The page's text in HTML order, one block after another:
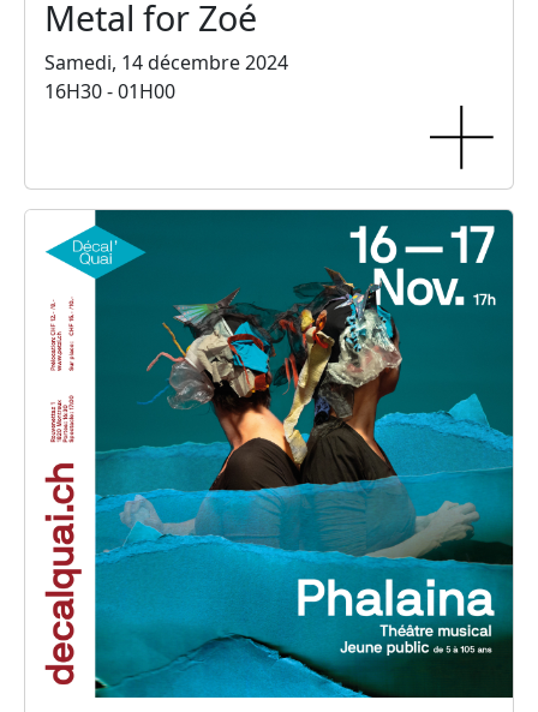
Metal for Zoé
Samedi, 14 décembre 2024
16H30 - 01H00